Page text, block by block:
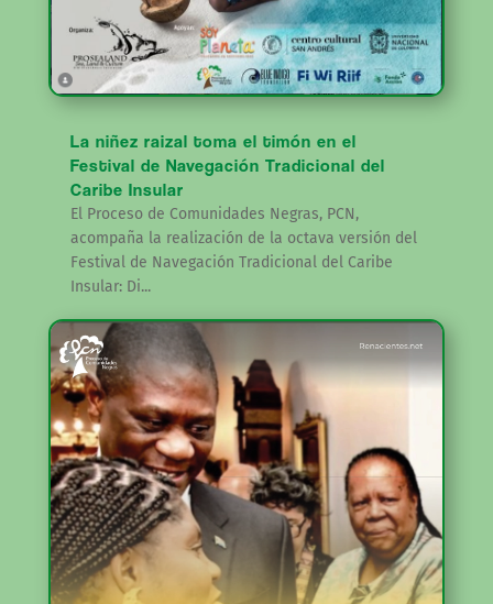
La niñez raizal toma el timón en el
Festival de Navegación Tradicional del
Caribe Insular
El Proceso de Comunidades Negras, PCN,
acompaña la realización de la octava versión del
Festival de Navegación Tradicional del Caribe
Insular: Di...